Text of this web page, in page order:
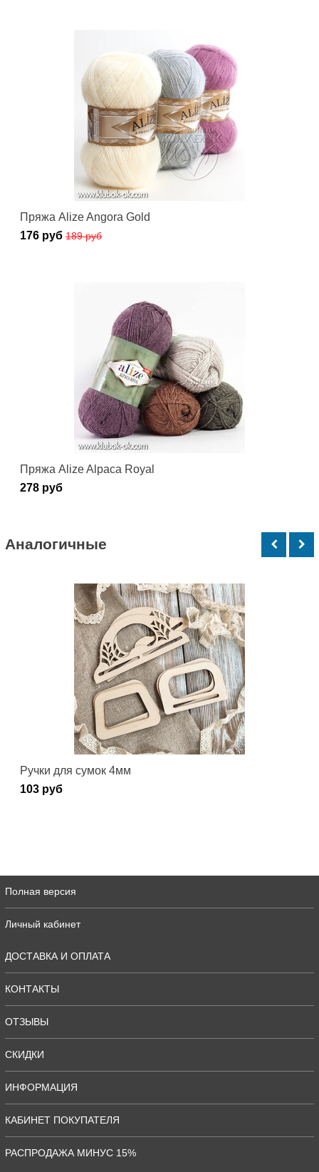
Пряжа Alize Angora Gold
176 руб 189 руб
Пряжа Alize Alpaca Royal
278 руб
Аналогичные
Ручки для сумок 4мм
103 руб
Полная версия
Личный кабинет
ДОСТАВКА И ОПЛАТА
КОНТАКТЫ
ОТЗЫВЫ
СКИДКИ
ИНФОРМАЦИЯ
КАБИНЕТ ПОКУПАТЕЛЯ
РАСПРОДАЖА МИНУС 15%